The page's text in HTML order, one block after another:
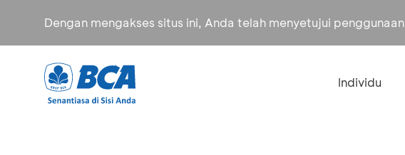
Dengan mengakses situs ini, Anda telah menyetujui penggunaan
Individu